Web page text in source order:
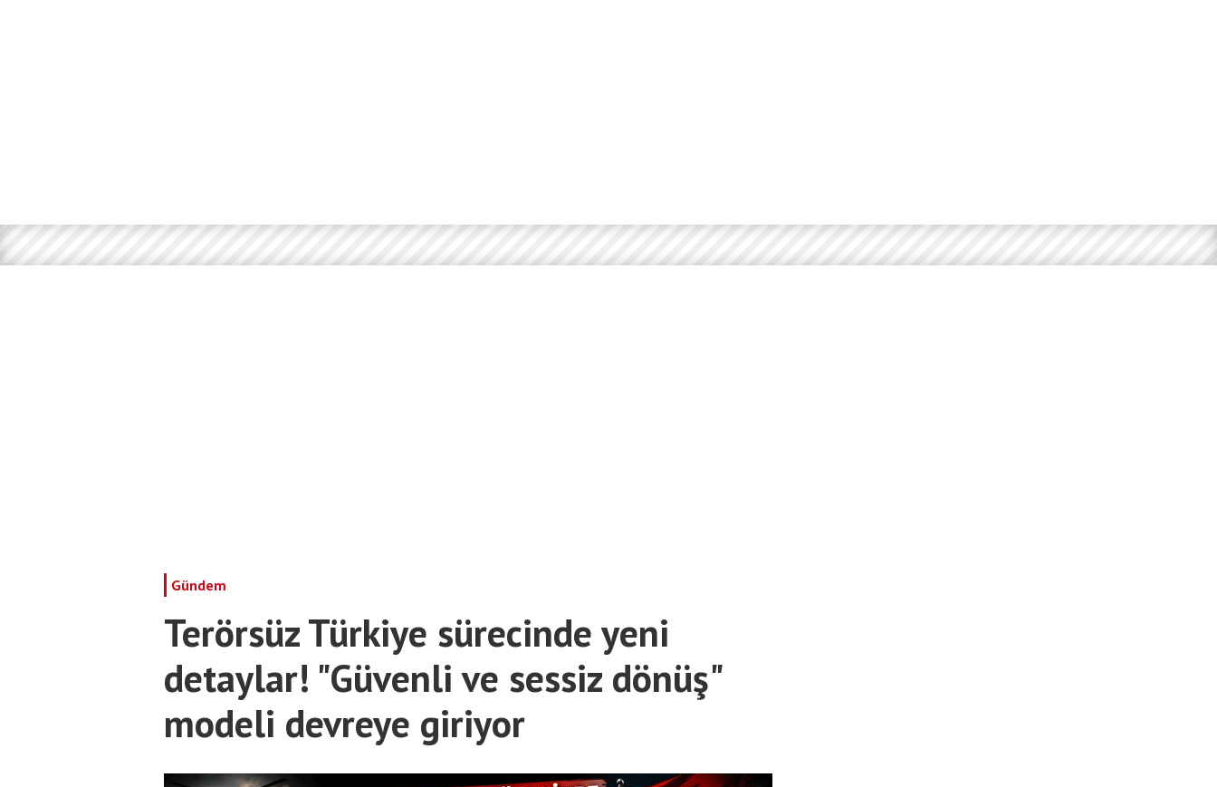
Gündem
Terörsüz Türkiye sürecinde yeni
detaylar! "Güvenli ve sessiz dönüş"
modeli devreye giriyor